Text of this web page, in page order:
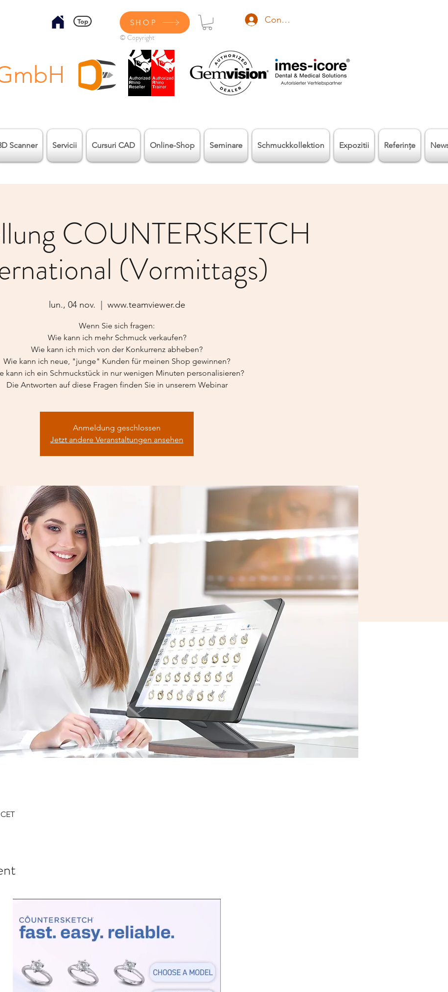
Top SHOP Conectează-te
© Copyright
Scanner Servicii Cursuri CAD Online-Shop Seminare Schmuckkollektion Expozitii Referinţe
COUNTERSKETCH
(Vormittags)
lun., 04 nov. www.teamviewer.de
Wenn Sie sich fragen:
Wie kann ich mehr Schmuck verkaufen?
Wie kann ich mich von der Konkurrenz abheben?
Wie kann ich neue, "junge" Kunden für meinen Shop gewinnen?
kann ich ein Schmuckstück in nur wenigen Minuten personalisieren?
Die Antworten auf diese Fragen finden Sie in unserem Webinar
Anmeldung geschlossen
Jetzt andere Veranstaltungen ansehen